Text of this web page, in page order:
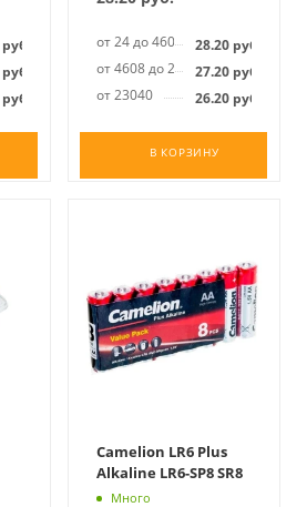
руб.
руб.
руб.
от 24 до 4607 28.20руб.
от 4608 до 2303927.20руб.
от 23040
26.20руб.
В КОРЗИНУ
Camelion LR6 Plus
Alkaline LR6-SP8 SR8
Много